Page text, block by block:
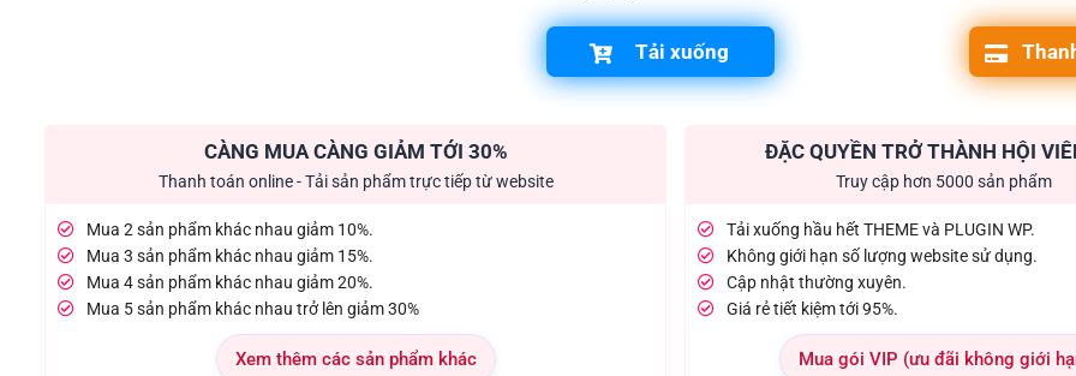
Tải xuống
CÀNG MUA CÀNG GIẢM TỚI 30%
Thanh toán online - Tải sản phẩm trực tiếp từ website
Mua 2 sản phẩm khác nhau giảm 10%.
Mua 3 sản phẩm khác nhau giảm 15%.
Mua 4 sản phẩm khác nhau giảm 20%.
Mua 5 sản phẩm khác nhau trở lên giảm 30%
Xem thêm các sản phẩm khác
ĐẶC QUYỀN TRỞ THÀNH HỘI
Truy cập hơn 5000 sản phẩm
Tải xuống hầu hết THEME và PLUGIN WP.
Không giới hạn số lượng website sử dụng.
Cập nhật thường xuyên.
Giá rẻ tiết kiệm tới 95%.
Mua gói VIP (ưu đãi không giới